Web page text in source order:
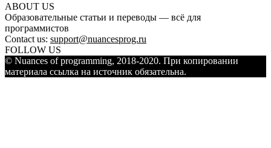
ABOUT US
Образовательные статьи и переводы — всё для
программистов
Contact us: support@nuancesprog.ru
FOLLOW US
© Nuances of programming, 2018-2020. При копировании
материала ссылка на источник обязательна.